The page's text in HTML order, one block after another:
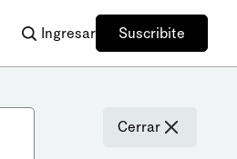
Ingresar Suscribite
Cerrar